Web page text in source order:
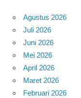
Agustus 2026
Juli 2026
Juni 2026
Mei 2026
April 2026
Maret 2026
Februari 2026